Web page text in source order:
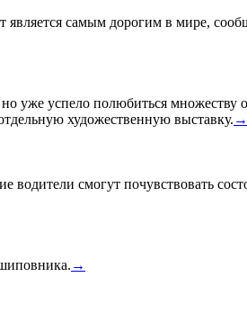
является самым дорогим в мире,
уже успело полюбиться множеству
художественную выставку. →
смогут почувствовать
→